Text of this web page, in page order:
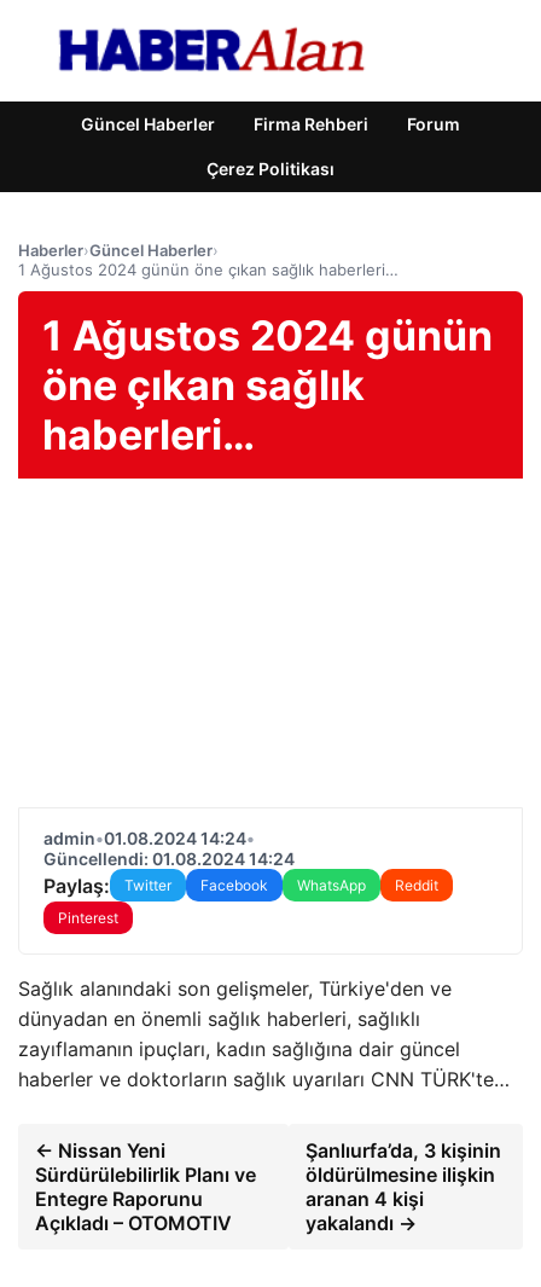
Güncel Haberler Firma Rehberi Forum
Çerez Politikası
Haberler›Güncel Haberler›
1 Ağustos 2024 günün öne çıkan sağlık haberleri…
1 Ağustos 2024 günün
öne çıkan sağlık
haberleri…
admin•01.08.2024 14:24•
Güncellendi: 01.08.2024 14:24
Paylaş: Twitter Facebook WhatsApp
Reddit
Pinterest
Sağlık alanındaki son gelişmeler, Türkiye'den ve
dünyadan en önemli sağlık haberleri, sağlıklı
zayıflamanın ipuçları, kadın sağlığına dair güncel
haberler ve doktorların sağlık uyarıları CNN TÜRK'te…
← Nissan Yeni
Sürdürülebilirlik Planı ve
Entegre Raporunu
Açıkladı – OTOMOTIV
Şanlıurfa’da, 3 kişinin
öldürülmesine ilişkin
aranan 4 kişi
yakalandı →